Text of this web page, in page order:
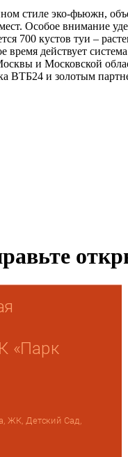
стиле эко-фьюжн,
Особое внимание
700 кустов туи –
действует
и Московской
ВТБ24 и золотым